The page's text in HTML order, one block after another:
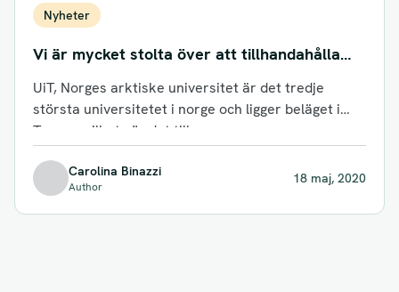
Nyheter
Vi är mycket stolta över att tillhandahålla
kurser till UiT – världens nordligaste
universitet!
UiT, Norges arktiske universitet är det tredje
största universitetet i norge och ligger beläget i
Tromsø vilket gör det till...
Carolina Binazzi
Author
18 maj, 2020